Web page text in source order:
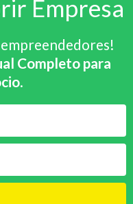
Empresa
empreendedores!
Completo para
.